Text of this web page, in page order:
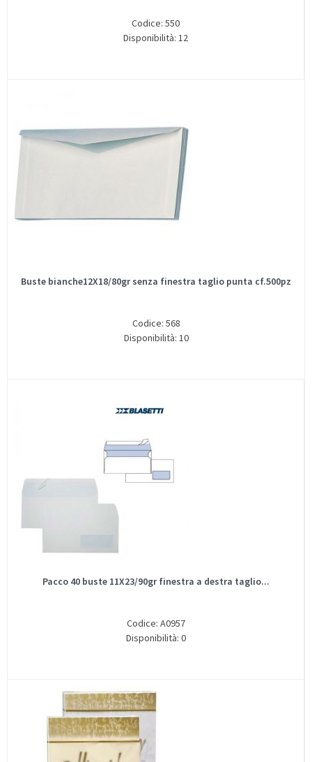
Codice: 550
Disponibilità: 12
Buste bianche12X18/80gr senza finestra taglio punta cf.500pz
Codice: 568
Disponibilità: 10
Pacco 40 buste 11X23/90gr finestra a destra taglio...
Codice: A0957
Disponibilità: 0